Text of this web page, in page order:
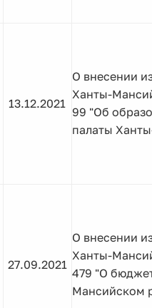
13.12.2021
О внесении
Ханты-
99 "Об
палаты
27.09.2021
О внесении
Ханты-
479 "О
Мансийском